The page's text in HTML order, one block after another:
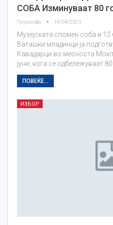
СОБА Изминуваат 80
Плусинфо 19/04/2023
Музејската спомен соба и 12
Ваташки младинци ја
Кавадарци во месноста
јуни, кога се одбележуваат 80
ПОВЕЌЕ...
ИЗБОР